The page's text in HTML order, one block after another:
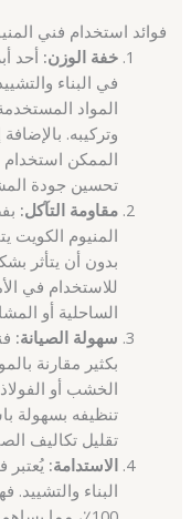
فوائد استخدام فني
خفة الوزن: أحد
في البناء
المواد
وتركيبه.
الممكن استخدام
تحسين جودة
مقاومة التآكل:
المنيوم الكويت
بدون أن يتأثر
للاستخدام في
الساحلية أو
سهولة الصيانة:
بكثير مقارنة
الخشب أو
تنظيفه بسهولة
تقليل تكاليف
الاستدامة: يُعتبر
البناء والتشييد.